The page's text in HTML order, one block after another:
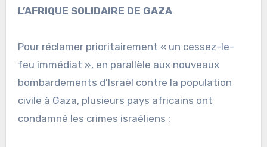
L’AFRIQUE SOLIDAIRE DE GAZA
Pour réclamer prioritairement « un cessez-le-
feu immédiat », en parallèle aux nouveaux
bombardements d’Israël contre la population
civile à Gaza, plusieurs pays africains ont
condamné les crimes israéliens :